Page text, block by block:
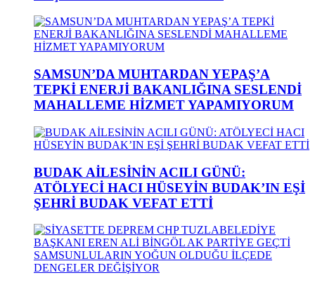
SAMSUN’DA MUHTARDAN YEPAŞ’A
TEPKİ ENERJİ BAKANLIĞINA SESLENDİ
MAHALLEME HİZMET YAPAMIYORUM
BUDAK AİLESİNİN ACILI GÜNÜ:
ATÖLYECİ HACI HÜSEYİN BUDAK’IN EŞİ
ŞEHRİ BUDAK VEFAT ETTİ